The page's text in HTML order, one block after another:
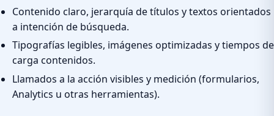
Contenido claro, jerarquía de títulos y textos orientados
a intención de búsqueda.
Tipografías legibles, imágenes optimizadas y tiempos de
carga contenidos.
Llamados a la acción visibles y medición (formularios,
Analytics u otras herramientas).